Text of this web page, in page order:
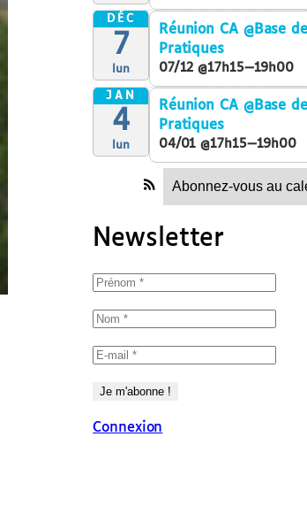
DÉC
7
lun
Réunion CA @Base
Pratiques
07/12 @17h15—19h00
JAN
4
lun
Réunion CA @Base
Pratiques
04/01 @17h15—19h00
Abonnez-vous au
Newsletter
Connexion